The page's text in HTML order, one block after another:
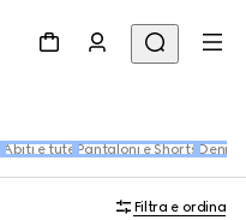
Abiti e tute Pantaloni e Shorts Denim
Filtra e ordina